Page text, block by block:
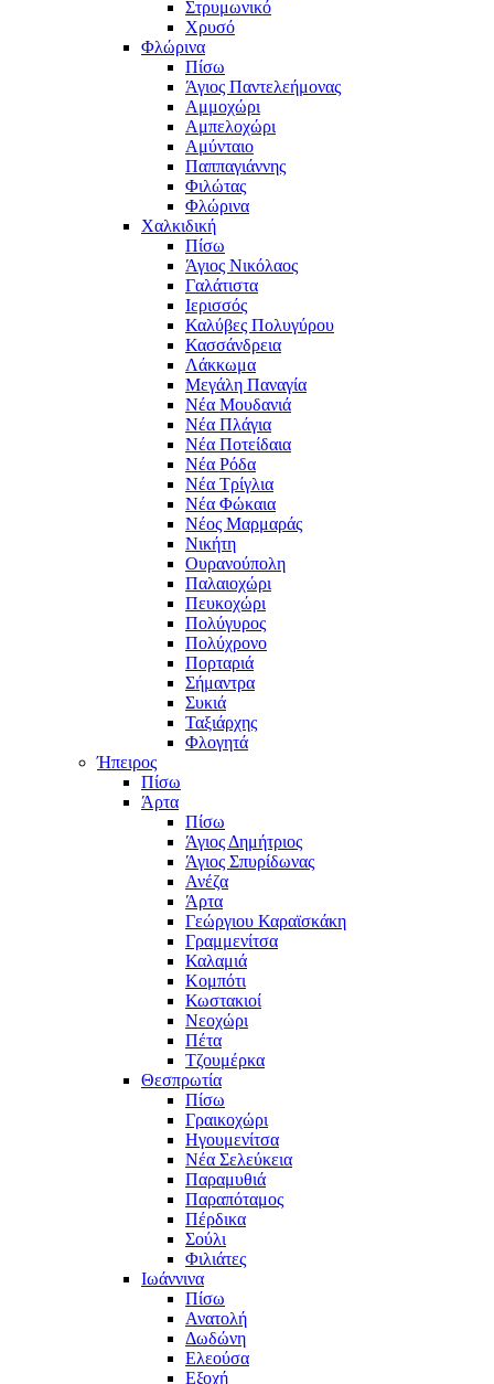
Στρυμωνικό
Χρυσό
Φλώρινα
Πίσω
Άγιος Παντελεήμονας
Αμμοχώρι
Αμπελοχώρι
Αμύνταιο
Παππαγιάννης
Φιλώτας
Φλώρινα
Χαλκιδική
Πίσω
Άγιος Νικόλαος
Γαλάτιστα
Ιερισσός
Καλύβες Πολυγύρου
Κασσάνδρεια
Λάκκωμα
Μεγάλη Παναγία
Νέα Μουδανιά
Νέα Πλάγια
Νέα Ποτείδαια
Νέα Ρόδα
Νέα Τρίγλια
Νέα Φώκαια
Νέος Μαρμαράς
Νικήτη
Ουρανούπολη
Παλαιοχώρι
Πευκοχώρι
Πολύγυρος
Πολύχρονο
Πορταριά
Σήμαντρα
Συκιά
Ταξιάρχης
Φλογητά
Ήπειρος
Πίσω
Άρτα
Πίσω
Άγιος Δημήτριος
Άγιος Σπυρίδωνας
Ανέζα
Άρτα
Γεώργιου Καραϊσκάκη
Γραμμενίτσα
Καλαμιά
Κομπότι
Κωστακιοί
Νεοχώρι
Πέτα
Τζουμέρκα
Θεσπρωτία
Πίσω
Γραικοχώρι
Ηγουμενίτσα
Νέα Σελεύκεια
Παραμυθιά
Παραπόταμος
Πέρδικα
Σούλι
Φιλιάτες
Ιωάννινα
Πίσω
Ανατολή
Δωδώνη
Ελεούσα
Εξοχή